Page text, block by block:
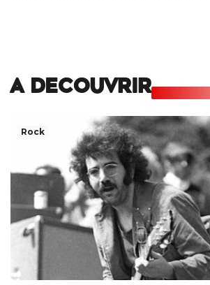
A DECOUVRIR
Rock